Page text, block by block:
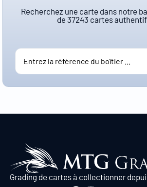
Recherchez une carte dans notre
de 37243 cartes
Grading de cartes à collectionner